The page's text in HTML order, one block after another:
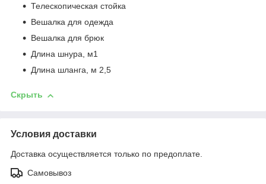
Телескопическая стойка
Вешалка для одежда
Вешалка для брюк
Длина шнура, м1
Длина шланга, м 2,5
Скрыть
Условия доставки
Доставка осуществляется только по предоплате.
Самовывоз